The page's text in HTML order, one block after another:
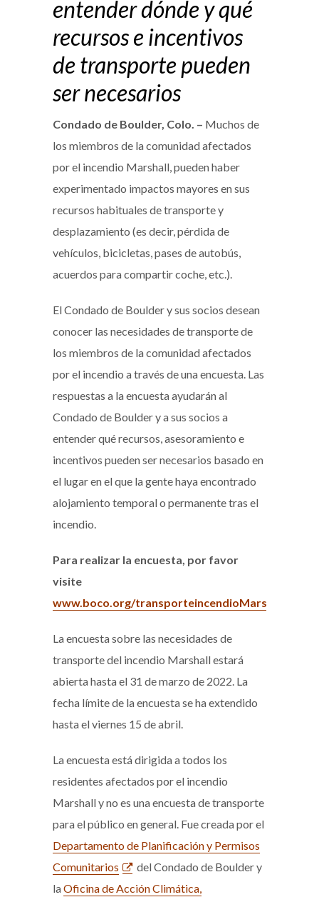
entender dónde y qué
recursos e incentivos
de transporte pueden
ser necesarios
Condado de Boulder, Colo. – Muchos de
los miembros de la comunidad afectados
por el incendio Marshall, pueden haber
experimentado impactos mayores en sus
recursos habituales de transporte y
desplazamiento (es decir, pérdida de
vehículos, bicicletas, pases de autobús,
acuerdos para compartir coche, etc.).
El Condado de Boulder y sus socios desean
conocer las necesidades de transporte de
los miembros de la comunidad afectados
por el incendio a través de una encuesta. Las
respuestas a la encuesta ayudarán al
Condado de Boulder y a sus socios a
entender qué recursos, asesoramiento e
incentivos pueden ser necesarios basado en
el lugar en el que la gente haya encontrado
alojamiento temporal o permanente tras el
incendio.
Para realizar la encuesta, por favor
visite
www.boco.org/transporteincendioMarshall
La encuesta sobre las necesidades de
transporte del incendio Marshall estará
abierta hasta el 31 de marzo de 2022. La
fecha límite de la encuesta se ha extendido
hasta el viernes 15 de abril.
La encuesta está dirigida a todos los
residentes afectados por el incendio
Marshall y no es una encuesta de transporte
para el público en general. Fue creada por el
Departamento de Planificación y Permisos
Comunitarios
del Condado de Boulder y
laOficina de Acción Climática,